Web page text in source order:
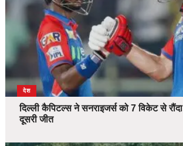
देश
दिल्ली कैपिटल्स ने सनराइजर्स को 7 विकेट से
दूसरी जीत